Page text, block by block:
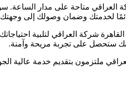
متاحة على مدار الساعة.
لخدمتك وضمان وصولك إلى
شركة العراقي لتلبية
أنك ستحصل على تجربة مريحة وآمنة.
ملتزمون بتقديم خدمة عالية